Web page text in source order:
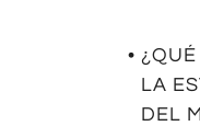
•
LA
DEL